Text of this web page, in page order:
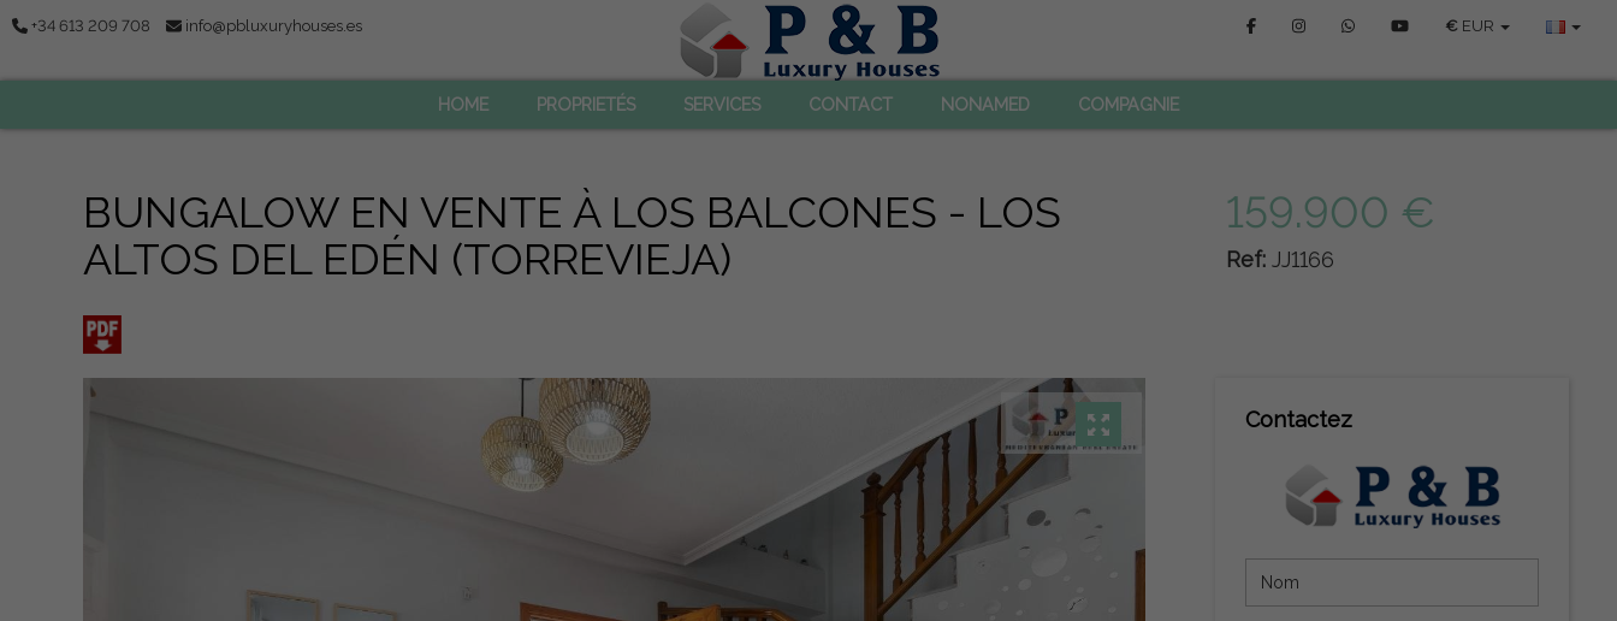
+34 613 209 708 info@pbluxuryhouses.es € EUR
HOME PROPRIETÉS SERVICES CONTACT NONAMED COMPAGNIE
BUNGALOW EN VENTE À LOS BALCONES - LOS
ALTOS DEL EDÉN (TORREVIEJA)
159.900 €
Ref: JJ1166
Contactez